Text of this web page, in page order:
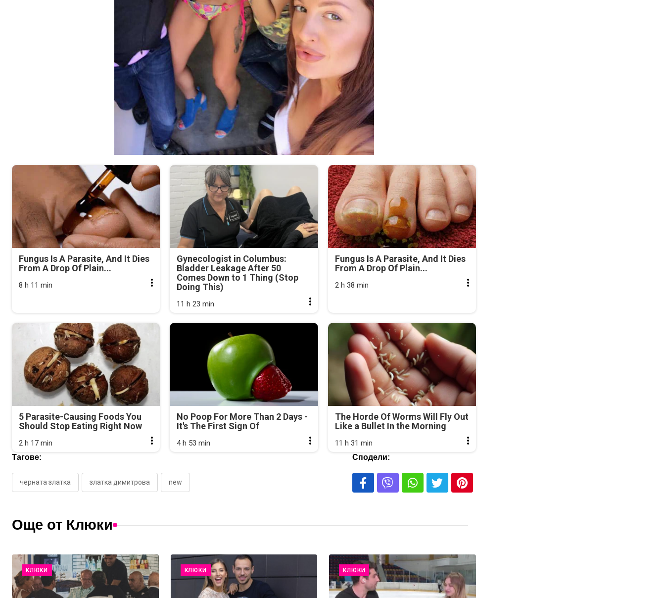
Fungus Is A Parasite, And It Dies
From A Drop Of Plain...
8 h 11 min
Gynecologist in Columbus:
Bladder Leakage After 50
Comes Down to 1 Thing (Stop
Doing This)
11 h 23 min
Fungus Is A Parasite, And It Dies
From A Drop Of Plain...
2 h 38 min
5 Parasite-Causing Foods You
Should Stop Eating Right Now
2 h 17 min
No Poop For More Than 2 Days -
It's The First Sign Of
4 h 53 min
The Horde Of Worms Will Fly Out
Like a Bullet In the Morning
11 h 31 min
Тагове:
черната златка златка димитрова new
Сподели:
Още от Клюки
КЛЮКИ КЛЮКИ КЛЮКИ